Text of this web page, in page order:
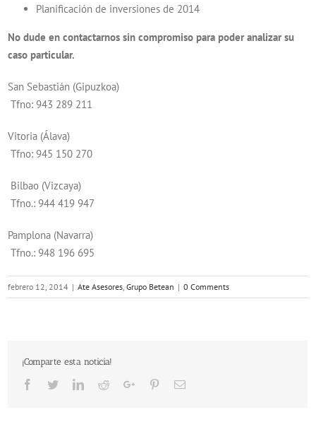
Planificación de inversiones de 2014
No dude en contactarnos sin compromiso para poder analizar su
caso particular.
San Sebastián (Gipuzkoa)
Tfno: 943 289 211
Vitoria (Álava)
Tfno: 945 150 270
Bilbao (Vizcaya)
Tfno.: 944 419 947
Pamplona (Navarra)
Tfno.: 948 196 695
febrero 12, 2014 | Ate Asesores,Grupo Betean | 0 Comments
¡Comparte esta noticia!
Facebook
TwitterLinkedIn
RedditGoogle+PinterestEmail